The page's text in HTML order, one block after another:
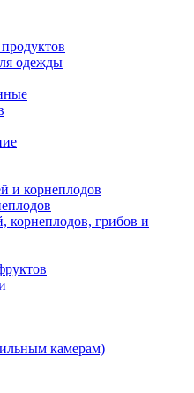
одежды
и корнеплодов
корнеплодов, грибов и
камерам)